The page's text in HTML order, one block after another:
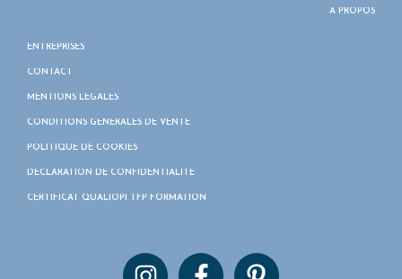
À PROPOS
ENTREPRISES
CONTACT
MENTIONS LÉGALES
CONDITIONS GÉNÉRALES DE VENTE
POLITIQUE DE COOKIES
DÉCLARATION DE CONFIDENTIALITÉ
CERTIFICAT QUALIOPI TFP FORMATION